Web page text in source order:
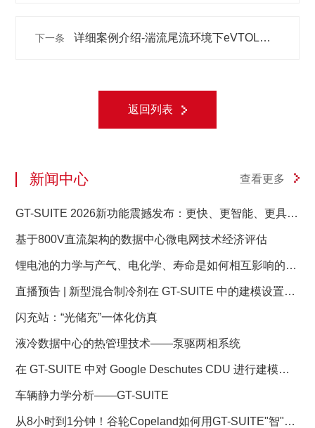
下一条
返回列表
新闻中心 查看更多
GT-SUITE 2026新功能震撼发布：更快、更智能、更具前
基于800V直流架构的数据中心微电网技术经济评估
锂电池的力学与产气、电化学、寿命是如何相互影响的？
如何相互影响的？
直播预告 | 新型混合制冷剂在 GT-SUITE 中的建模设置与
闪充站：“光储充”一体化仿真
液冷数据中心的热管理技术——泵驱两相系统
在 GT-SUITE 中对 Google Deschutes CDU 进行建模：
车辆静力学分析——GT-SUITE
从8小时到1分钟！谷轮Copeland如何用GT-SUITE"智"胜